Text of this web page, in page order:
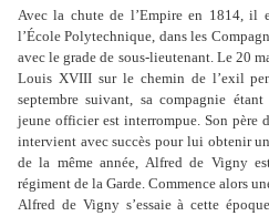
Avec la chute de l’Empire en 1814, il
l’École Polytechnique, dans les
avec le grade de sous-lieutenant. Le 20
Louis XVIII sur le chemin de l’exil
septembre suivant, sa compagnie
jeune officier est interrompue. Son père
intervient avec succès pour lui obtenir
de la même année, Alfred de Vigny
régiment de la Garde. Commence alors
Alfred de Vigny s’essaie à cette